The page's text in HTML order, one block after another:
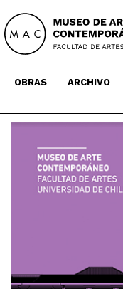
content
OBRAS ARCHIVO